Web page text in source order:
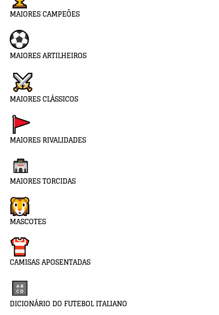
MAIORES CAMPEÕES
MAIORES ARTILHEIROS
MAIORES CLÁSSICOS
MAIORES RIVALIDADES
MAIORES TORCIDAS
MASCOTES
CAMISAS APOSENTADAS
DICIONÁRIO DO FUTEBOL ITALIANO